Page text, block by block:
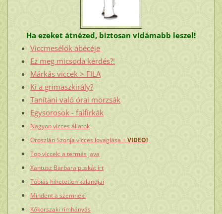
Ha ezeket átnézed, biztosan vidámabb leszel!
Viccmesélők ábécéje
Ez meg micsoda kérdés?!
Márkás viccek > FILA
Ki a grimaszkirály?
Tanítani való órai morzsák
Egysorosok - falfírkák
Nagyon vicces állatok
Oroszlán Szonja vicces lovaglása +VIDEO!
Top viccek: a termés java
Xantusz Barbara puskát írt
Tóbiás hihetetlen kalandjai
Mindent a szemnek!
Kőkorszaki rímhányás